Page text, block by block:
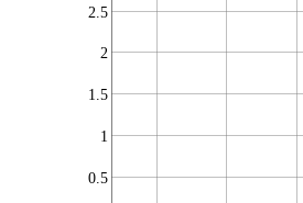
0.5
1
1.5
2
2.5